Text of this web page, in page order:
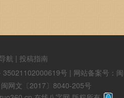
航 | 投稿指南
35021102000619号 | 网站备案号：
网文〔2017〕8040-205号